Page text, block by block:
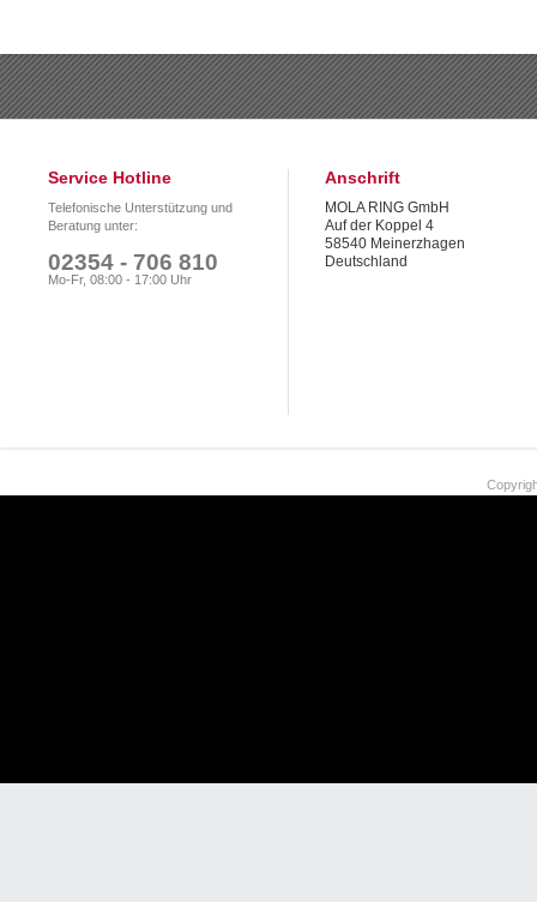
Service Hotline
Telefonische Unterstützung und
Beratung unter:
02354 - 706 810
Mo-Fr, 08:00 - 17:00 Uhr
Anschrift
MOLA RING GmbH
Auf der Koppel 4
58540 Meinerzhagen
Deutschland